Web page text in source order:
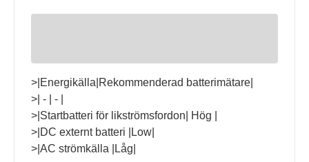
>|Energikälla|Rekommenderad batterimätare|
>| - | - |
>|Startbatteri för likströmsfordon| Hög |
>|DC externt batteri |Low|
>|AC strömkälla |Låg|